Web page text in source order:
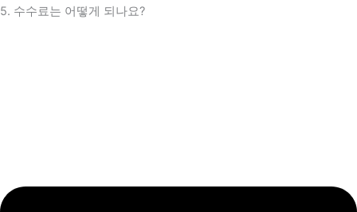
5. 수수료는 어떻게 되나요?